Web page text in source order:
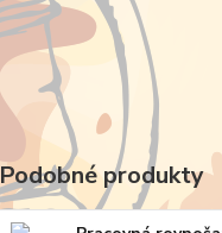
Podobné produkty